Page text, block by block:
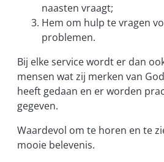
naasten vraagt;
Hem om hulp te vragen
problemen.
Bij elke service wordt er dan
mensen wat zij merken van
heeft gedaan en er worden
gegeven.
Waardevol om te horen en te
mooie belevenis.